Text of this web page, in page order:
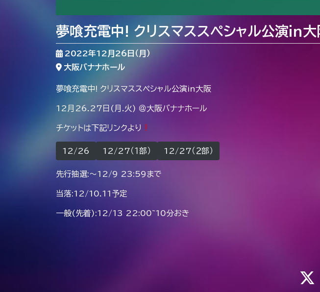
夢喰充電中! クリスマススペシャル公演in大
2022年12月26日（月）
大阪バナナホール
夢喰充電中! クリスマススペシャル公演in大阪
12月26.27日(月.火) ＠大阪バナナホール
チケットは下記リンクより
12/26 12/27（１部） 12/27（２部）
先行抽選:〜12/9 23:59まで
当落:12/10.11予定
一般(先着):12/13 22:00~10分おき